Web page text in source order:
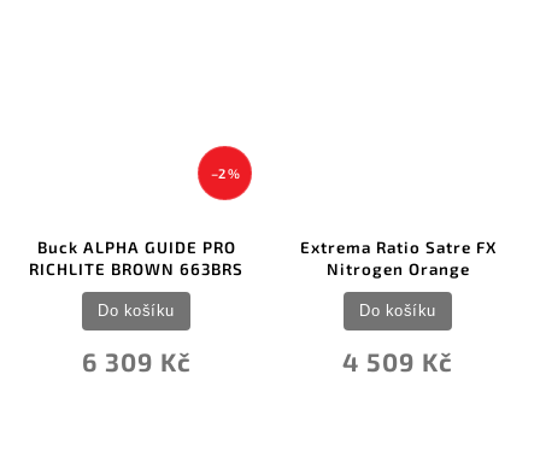
–2 %
Buck ALPHA GUIDE PRO
RICHLITE BROWN 663BRS
6 309 Kč
Do košíku
Extrema Ratio Satre FX
Nitrogen Orange
4 509 Kč
Do košíku